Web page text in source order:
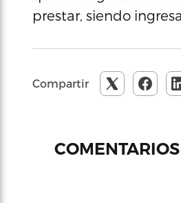
prestar, siendo
Compartir
COMENTARIOS